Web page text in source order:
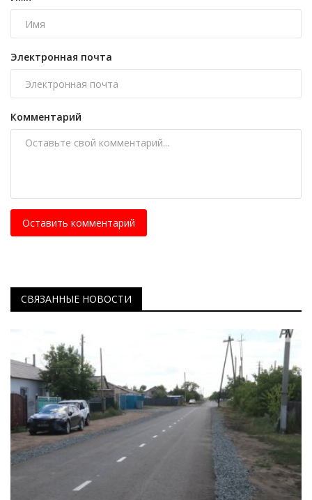
Электронная почта
Комментарий
Оставить комментарий
СВЯЗАННЫЕ НОВОСТИ